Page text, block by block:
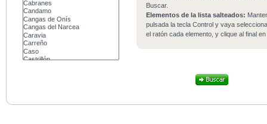
Buscar.
Elementos de la lista salteados:
pulsada la tecla Control y vaya
el ratón cada elemento, y clique al final